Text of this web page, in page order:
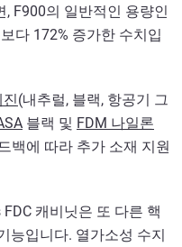
F900의 일반적인 용량인
다 172% 증가한 수치입
(내추럴, 블랙, 항공기 그
블랙 및 FDM 나일론
백에 따라 추가 소재 지원
캐비닛은 또 다른 핵
능입니다. 열가소성 수지